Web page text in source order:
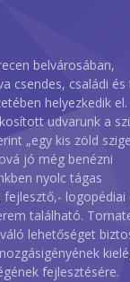
belvárosában,
csendes, családi és
helyezkedik el.
udvarunk a
„egy kis zöld
jó még benézni
nyolc tágas
logopédiai
található.
lehetőséget
fejlesztésére.